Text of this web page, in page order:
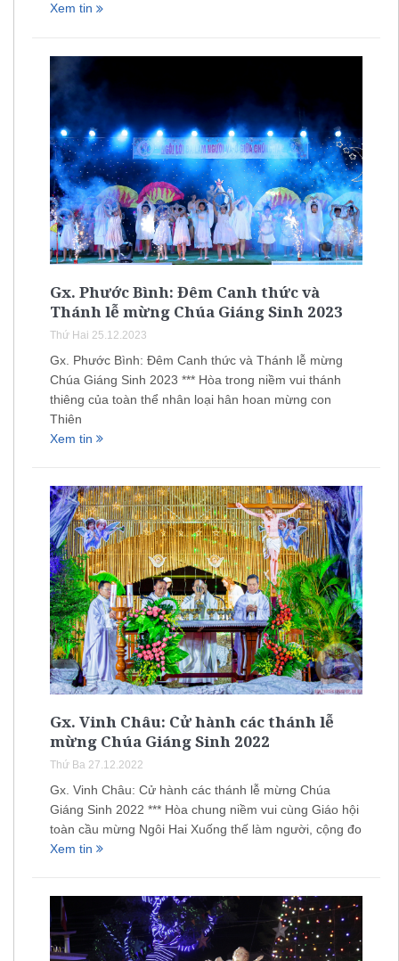
Xem tin
Gx. Phước Bình: Đêm Canh thức và
Thánh lễ mừng Chúa Giáng Sinh 2023
Thứ Hai 25.12.2023
Gx. Phước Bình: Đêm Canh thức và Thánh lễ mừng
Chúa Giáng Sinh 2023 *** Hòa trong niềm vui thánh
thiêng của toàn thể nhân loại hân hoan mừng con
Thiên
Xem tin
Gx. Vinh Châu: Cử hành các thánh lễ
mừng Chúa Giáng Sinh 2022
Thứ Ba 27.12.2022
Gx. Vinh Châu: Cử hành các thánh lễ mừng Chúa
Giáng Sinh 2022 *** Hòa chung niềm vui cùng Giáo hội
toàn cầu mừng Ngôi Hai Xuống thế làm người, cộng đo
Xem tin